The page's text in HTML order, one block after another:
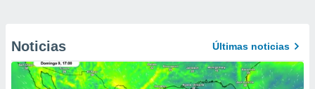
Noticias Últimas noticias